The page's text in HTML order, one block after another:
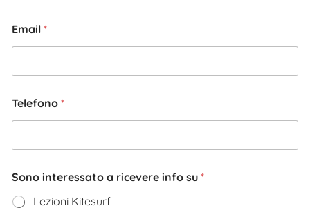
Email *
Telefono *
Sono interessato a ricevere info su *
Lezioni Kitesurf